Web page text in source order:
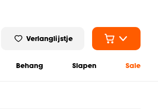
Verlanglijstje
Behang Slapen Sale